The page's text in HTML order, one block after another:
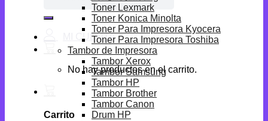
No hay productos en el carrito.
Carrito
Toner Lexmark
Toner Konica Minolta
Toner Para Impresora Kyocera
Toner Para Impresora Toshiba
Tambor de Impresora
Tambor Xerox
Tambor Samsung
Tambor HP
Tambor Brother
Tambor Canon
Drum HP